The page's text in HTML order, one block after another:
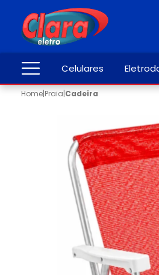
Celulares
Home|Praia|Cadeira